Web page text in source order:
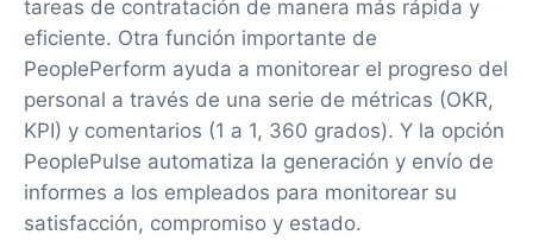
tareas de contratación de manera más rápida y
eficiente. Otra función importante de
PeoplePerform ayuda a monitorear el progreso del
personal a través de una serie de métricas (OKR,
KPI) y comentarios (1 a 1, 360 grados). Y la opción
PeoplePulse automatiza la generación y envío de
informes a los empleados para monitorear su
satisfacción, compromiso y estado.